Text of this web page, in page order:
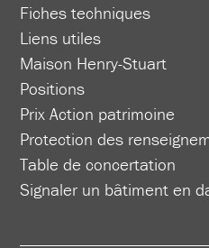
Fiches techniques
Liens utiles
Maison Henry-Stuart
Positions
Prix Action patrimoine
Protection des
Table de concertation
Signaler un bâtiment en